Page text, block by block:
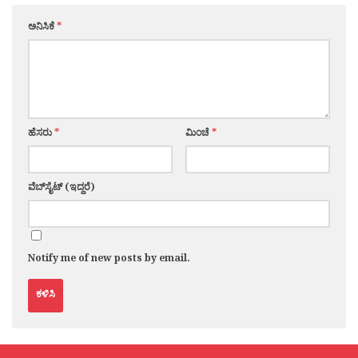
ಅನಿಸಿಕೆ*
ಹೆಸರು* ಮಿಂಚೆ*
ವೆಬ್‌ಸೈಟ್ (ಇದ್ದರೆ)
Notify me of new posts by email.